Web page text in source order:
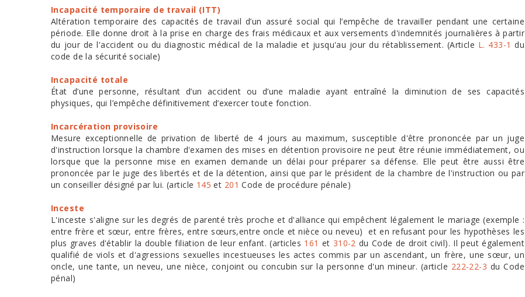
Incapacité temporaire de travail (ITT)
Altération temporaire des capacités de travail d’un assuré social qui l’empêche de travailler pendant une certaine
période. Elle donne droit à la prise en charge des frais médicaux et aux versements d'indemnités journalières à partir
du jour de l'accident ou du diagnostic médical de la maladie et jusqu'au jour du rétablissement. (Article L. 433-1 du
code de la sécurité sociale)
Incapacité totale
État d’une personne, résultant d’un accident ou d’une maladie ayant entraîné la diminution de ses capacités
physiques, qui l’empêche définitivement d’exercer toute fonction.
Incarcération provisoire
Mesure exceptionnelle de privation de liberté de 4 jours au maximum, susceptible d'être prononcée par un juge
d'instruction lorsque la chambre d'examen des mises en détention provisoire ne peut être réunie immédiatement, ou
lorsque que la personne mise en examen demande un délai pour préparer sa défense. Elle peut être aussi être
prononcée par le juge des libertés et de la détention, ainsi que par le président de la chambre de l'instruction ou par
un conseiller désigné par lui. (article 145 et 201 Code de procédure pénale)
Inceste
L'inceste s'aligne sur les degrés de parenté très proche et d'alliance qui empêchent légalement le mariage (exemple :
entre frère et sœur, entre frères, entre sœurs,entre oncle et nièce ou neveu) et en refusant pour les hypothèses les
plus graves d'établir la double filiation de leur enfant. (articles 161 et 310-2 du Code de droit civil). Il peut également
qualifié de viols et d'agressions sexuelles incestueuses les actes commis par un ascendant, un frère, une sœur, un
oncle, une tante, un neveu, une nièce, conjoint ou concubin sur la personne d'un mineur. (article 222-22-3 du Code
pénal)